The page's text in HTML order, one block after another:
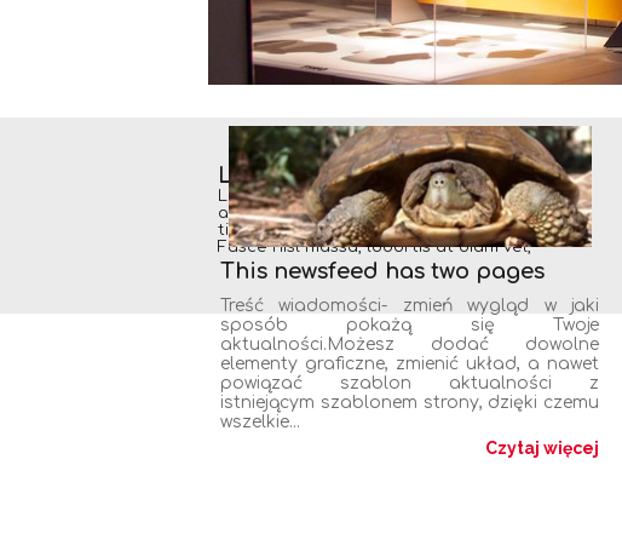
This newsfeed has two pages
Treść wiadomości- zmień wygląd w jaki
sposób pokażą się Twoje
aktualności.Możesz dodać dowolne
elementy graficzne, zmienić układ, a nawet
powiązać szablon aktualności z
istniejącym szablonem strony, dzięki czemu
wszelkie...
Czytaj więcej
Lorem ipsum dolor sit amet,
Lorem ipsum dolor sit amet, consectetur
adipiscing elit. In facilisis lorem commodo,
tincidunt tortor luctus, porttitor neque.
Fusce nisl massa, lobortis at diam vel,